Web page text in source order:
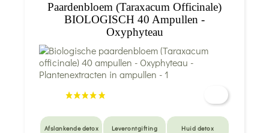
Paardenbloem (Taraxacum Officinale)
BIOLOGISCH 40 Ampullen -
Oxyphyteau
Afslankende detox Leverontgifting Huid detox